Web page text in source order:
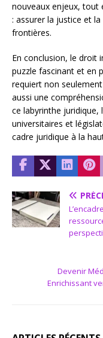
nouveaux enjeux, tout
: assurer la justice et
frontières.
En conclusion, le droit
puzzle fascinant et en
requiert non
aussi une
ce labyrinthe
universitaires et
cadre juridique à la
Devenir
Enrichissant